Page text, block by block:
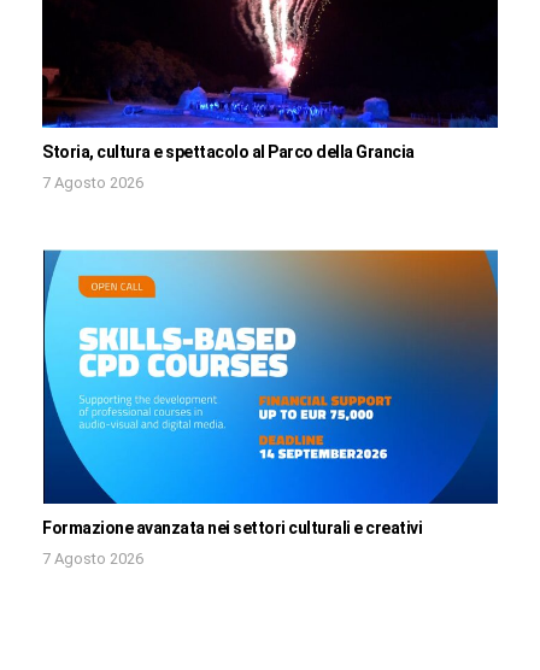
Storia, cultura e spettacolo al Parco della Grancia
7 Agosto 2026
Formazione avanzata nei settori culturali e creativi
7 Agosto 2026